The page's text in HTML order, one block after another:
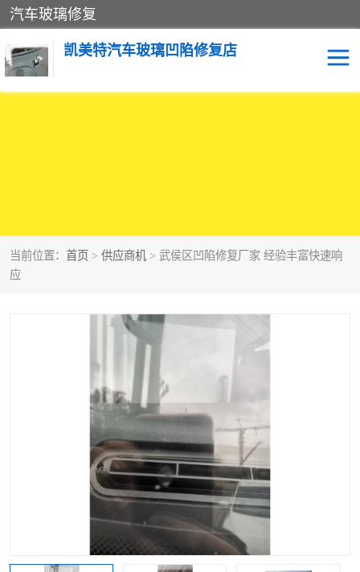
汽车玻璃修复
凯美特汽车玻璃凹陷修复店
当前位置： 首页 > 供应商机 > 武侯区凹陷修复厂家 经验丰富快速响
应